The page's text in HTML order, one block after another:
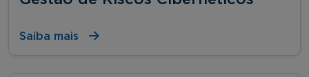
Saiba mais